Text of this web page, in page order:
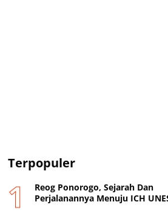
Terpopuler
Reog Ponorogo, Sejarah Dan
Perjalanannya Menuju ICH